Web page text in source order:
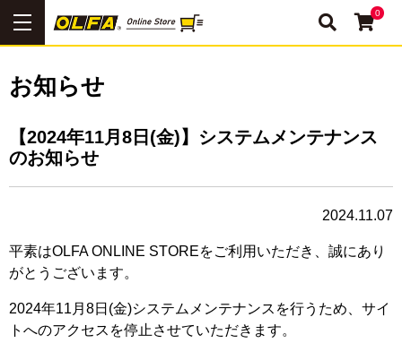
0
お知らせ
【2024年11月8日(金)】システムメンテナンス
のお知らせ
2024.11.07
平素はOLFA ONLINE STOREをご利用いただき、誠にあり
がとうございます。
2024年11月8日(金)システムメンテナンスを行うため、サイ
トへのアクセスを停止させていただきます。